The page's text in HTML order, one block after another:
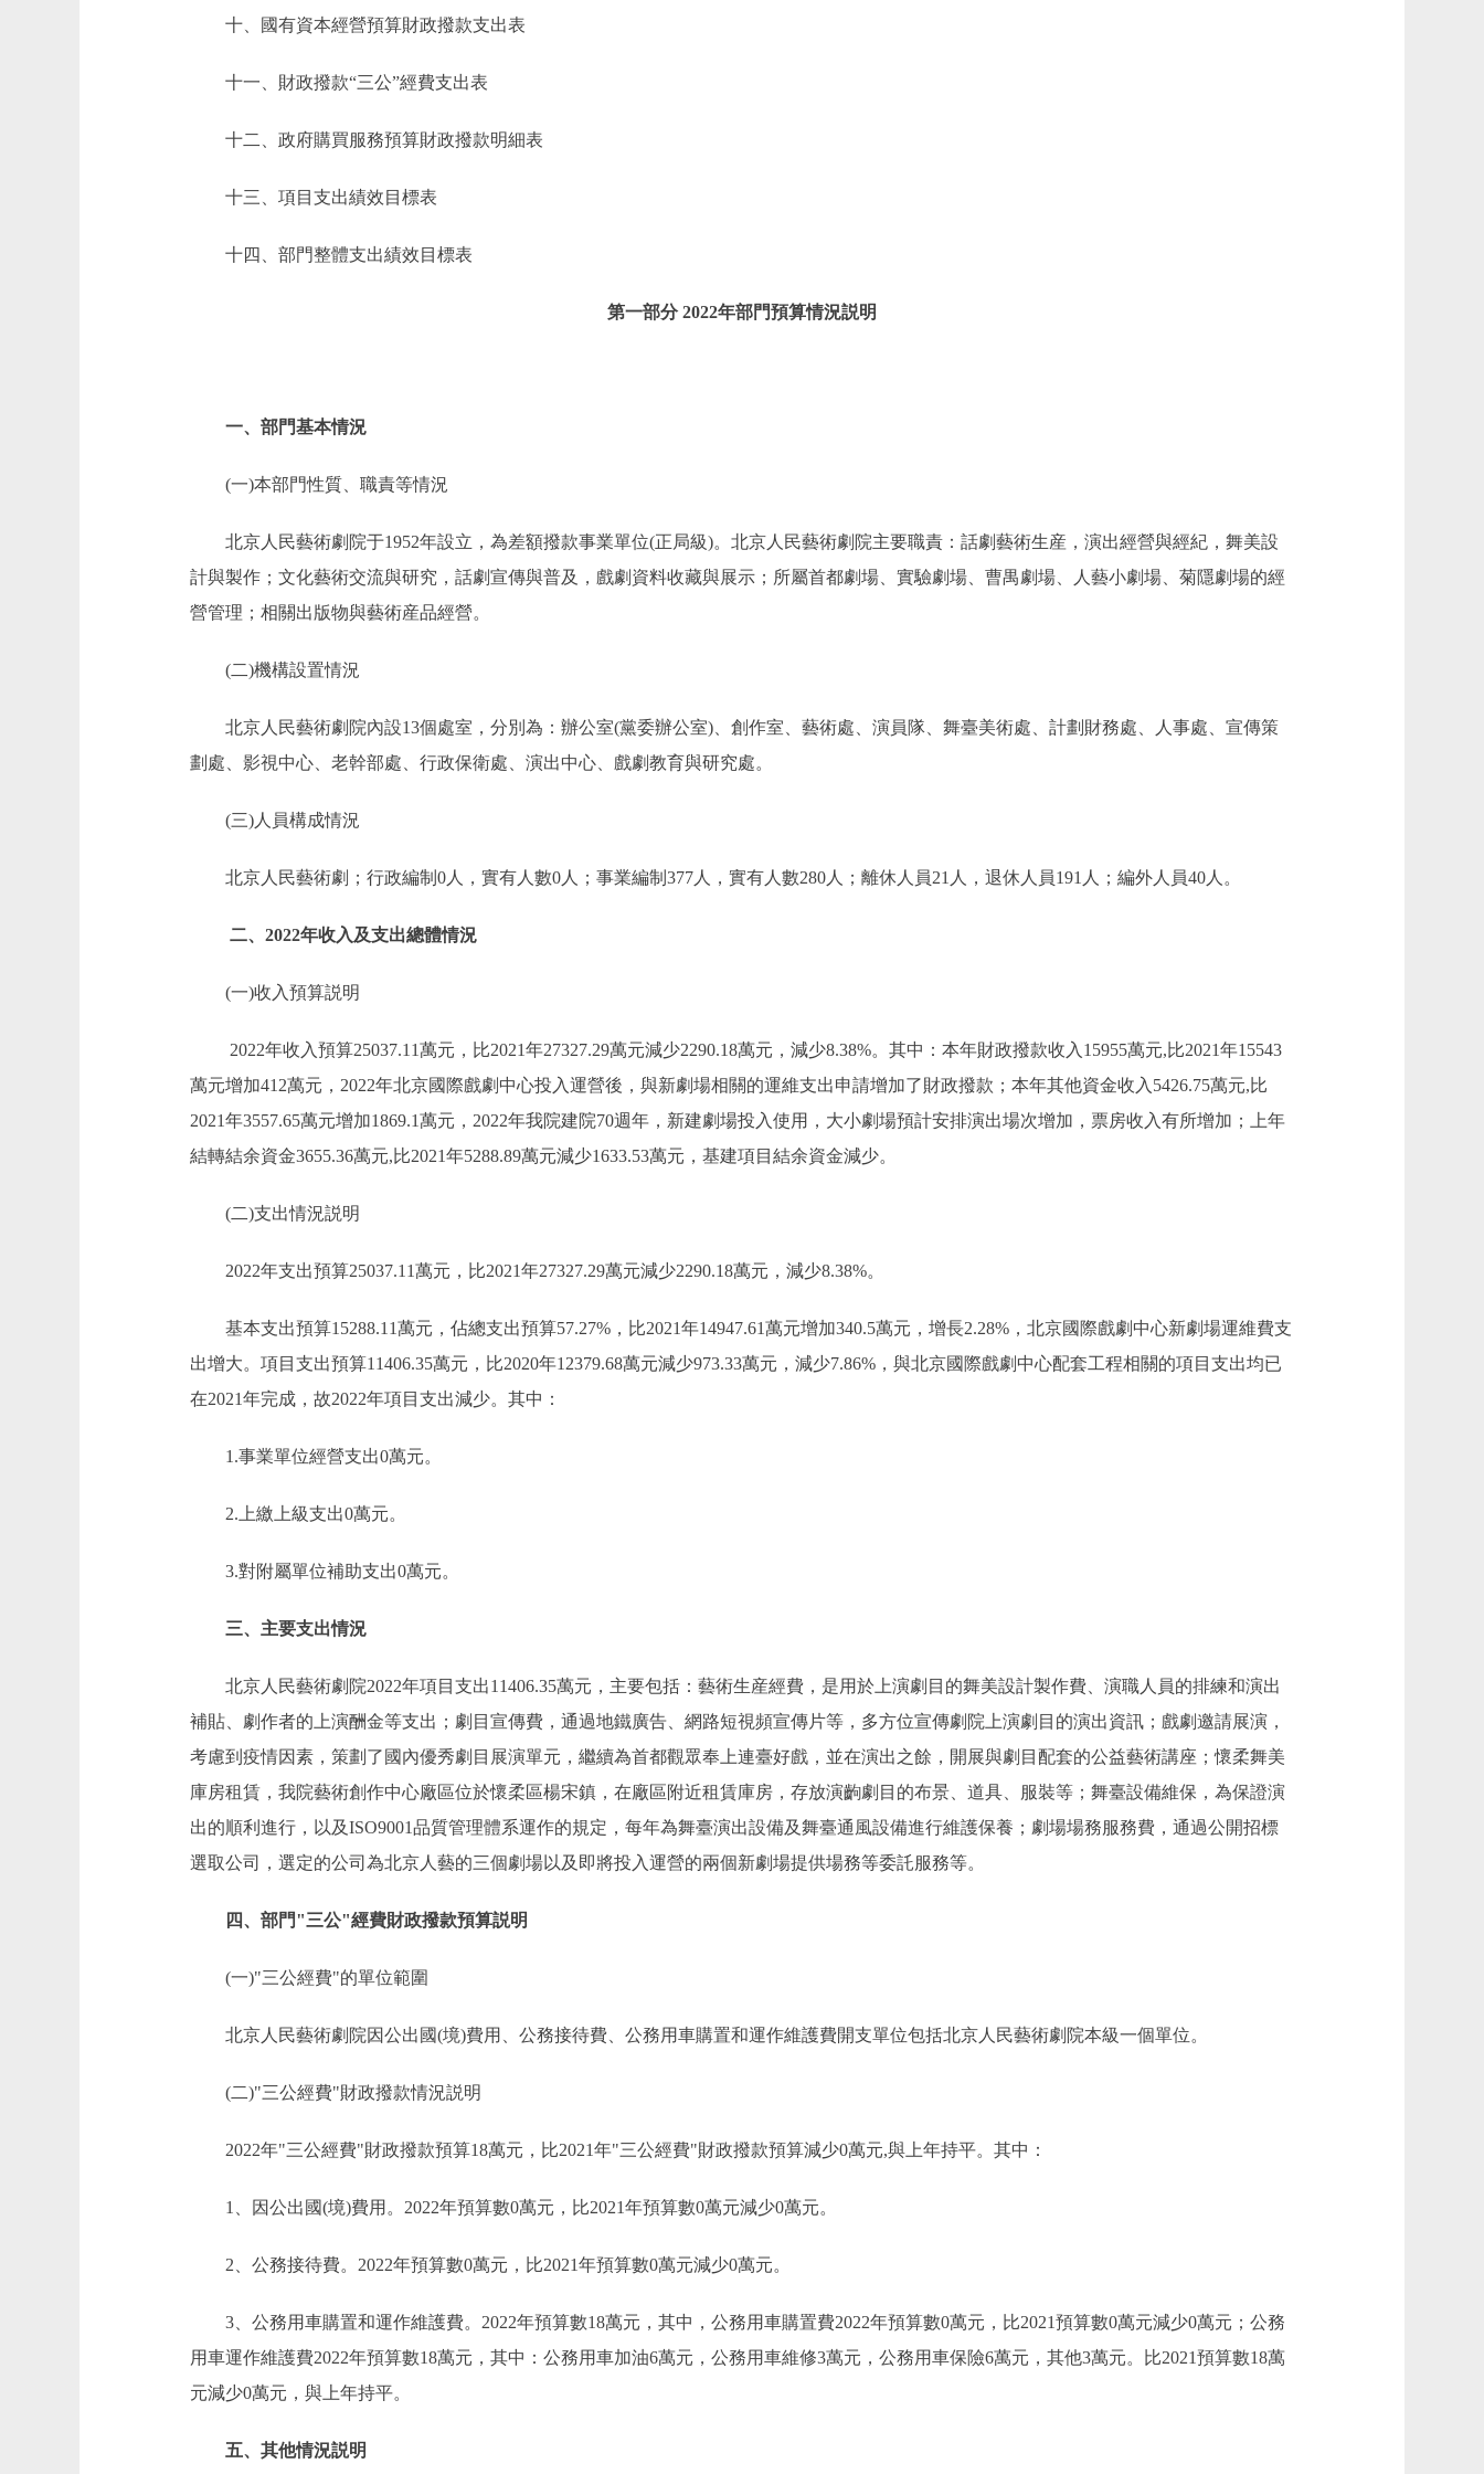
十、國有資本經營預算財政撥款支出表
十一、財政撥款“三公”經費支出表
十二、政府購買服務預算財政撥款明細表
十三、項目支出績效目標表
十四、部門整體支出績效目標表
第一部分 2022年部門預算情況説明
一、部門基本情況
(一)本部門性質、職責等情況
北京人民藝術劇院于1952年設立，為差額撥款事業單位(正局級)。北京人民藝術劇院主要職責：話劇藝術生産，演出經營與經紀，舞美設
計與製作；文化藝術交流與研究，話劇宣傳與普及，戲劇資料收藏與展示；所屬首都劇場、實驗劇場、曹禺劇場、人藝小劇場、菊隱劇場的經
營管理；相關出版物與藝術産品經營。
(二)機構設置情況
北京人民藝術劇院內設13個處室，分別為：辦公室(黨委辦公室)、創作室、藝術處、演員隊、舞臺美術處、計劃財務處、人事處、宣傳策
劃處、影視中心、老幹部處、行政保衛處、演出中心、戲劇教育與研究處。
(三)人員構成情況
北京人民藝術劇；行政編制0人，實有人數0人；事業編制377人，實有人數280人；離休人員21人，退休人員191人；編外人員40人。
二、2022年收入及支出總體情況
(一)收入預算説明
2022年收入預算25037.11萬元，比2021年27327.29萬元減少2290.18萬元，減少8.38%。其中：本年財政撥款收入15955萬元,比2021年15543
萬元增加412萬元，2022年北京國際戲劇中心投入運營後，與新劇場相關的運維支出申請增加了財政撥款；本年其他資金收入5426.75萬元,比
2021年3557.65萬元增加1869.1萬元，2022年我院建院70週年，新建劇場投入使用，大小劇場預計安排演出場次增加，票房收入有所增加；上年
結轉結余資金3655.36萬元,比2021年5288.89萬元減少1633.53萬元，基建項目結余資金減少。
(二)支出情況説明
2022年支出預算25037.11萬元，比2021年27327.29萬元減少2290.18萬元，減少8.38%。
基本支出預算15288.11萬元，佔總支出預算57.27%，比2021年14947.61萬元增加340.5萬元，增長2.28%，北京國際戲劇中心新劇場運維費支
出增大。項目支出預算11406.35萬元，比2020年12379.68萬元減少973.33萬元，減少7.86%，與北京國際戲劇中心配套工程相關的項目支出均已
在2021年完成，故2022年項目支出減少。其中：
1.事業單位經營支出0萬元。
2.上繳上級支出0萬元。
3.對附屬單位補助支出0萬元。
三、主要支出情況
北京人民藝術劇院2022年項目支出11406.35萬元，主要包括：藝術生産經費，是用於上演劇目的舞美設計製作費、演職人員的排練和演出
補貼、劇作者的上演酬金等支出；劇目宣傳費，通過地鐵廣告、網路短視頻宣傳片等，多方位宣傳劇院上演劇目的演出資訊；戲劇邀請展演，
考慮到疫情因素，策劃了國內優秀劇目展演單元，繼續為首都觀眾奉上連臺好戲，並在演出之餘，開展與劇目配套的公益藝術講座；懷柔舞美
庫房租賃，我院藝術創作中心廠區位於懷柔區楊宋鎮，在廠區附近租賃庫房，存放演齣劇目的布景、道具、服裝等；舞臺設備維保，為保證演
出的順利進行，以及ISO9001品質管理體系運作的規定，每年為舞臺演出設備及舞臺通風設備進行維護保養；劇場場務服務費，通過公開招標
選取公司，選定的公司為北京人藝的三個劇場以及即將投入運營的兩個新劇場提供場務等委託服務等。
四、部門"三公"經費財政撥款預算説明
(一)"三公經費"的單位範圍
北京人民藝術劇院因公出國(境)費用、公務接待費、公務用車購置和運作維護費開支單位包括北京人民藝術劇院本級一個單位。
(二)"三公經費"財政撥款情況説明
2022年"三公經費"財政撥款預算18萬元，比2021年"三公經費"財政撥款預算減少0萬元,與上年持平。其中：
1、因公出國(境)費用。2022年預算數0萬元，比2021年預算數0萬元減少0萬元。
2、公務接待費。2022年預算數0萬元，比2021年預算數0萬元減少0萬元。
3、公務用車購置和運作維護費。2022年預算數18萬元，其中，公務用車購置費2022年預算數0萬元，比2021預算數0萬元減少0萬元；公務
用車運作維護費2022年預算數18萬元，其中：公務用車加油6萬元，公務用車維修3萬元，公務用車保險6萬元，其他3萬元。比2021預算數18萬
元減少0萬元，與上年持平。
五、其他情況説明